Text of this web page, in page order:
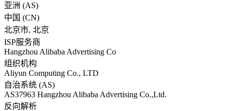
亚洲 (AS)
中国 (CN)
北京市, 北京
ISP服务商
Hangzhou Alibaba Advertising Co
组织机构
Aliyun Computing Co., LTD
自治系统 (AS)
AS37963 Hangzhou Alibaba Advertising Co.,Ltd.
反向解析